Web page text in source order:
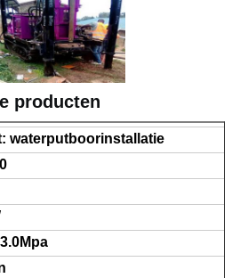
producten
waterputboorinstallatie